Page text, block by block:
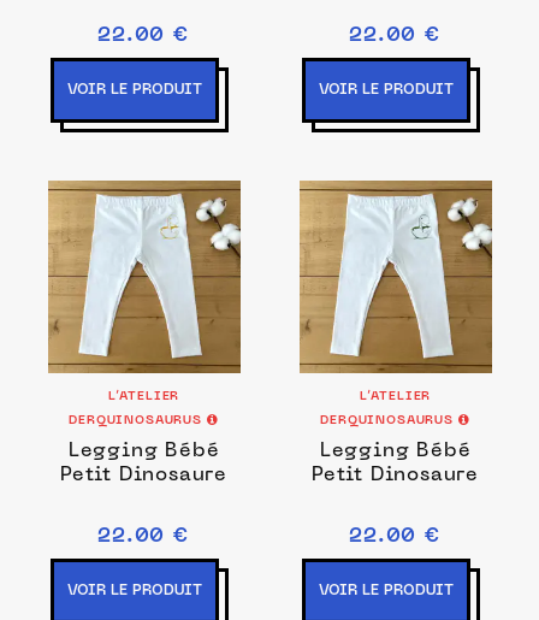
22.00 €
VOIR LE PRODUIT
22.00 €
VOIR LE PRODUIT
L’ATELIER
DERQUINOSAURUS
Legging Bébé
Petit Dinosaure
22.00 €
VOIR LE PRODUIT
L’ATELIER
DERQUINOSAURUS
Legging Bébé
Petit Dinosaure
22.00 €
VOIR LE PRODUIT